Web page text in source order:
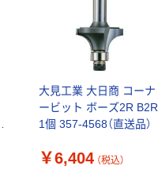
大見工業 大日商 コーナ
ービット ボーズ2R B2R
1個 357-4568（直送品）
￥6,404 （税込）